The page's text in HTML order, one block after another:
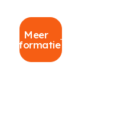
Meer
informatie